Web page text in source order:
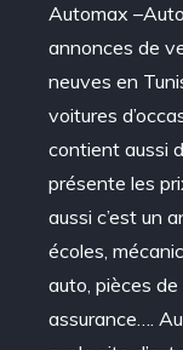
Automax
annonces de
neuves en
voitures
contient aussi
présente les
aussi c’est un
écoles,
auto, pièces
assurance….